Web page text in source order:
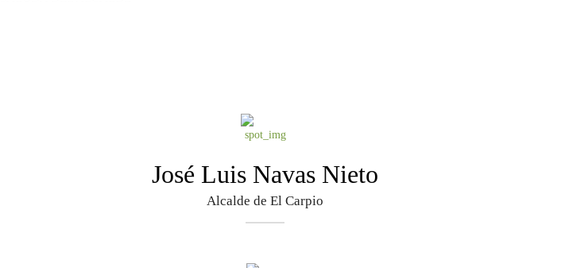
José Luis Navas Nieto
Alcalde de El Carpio